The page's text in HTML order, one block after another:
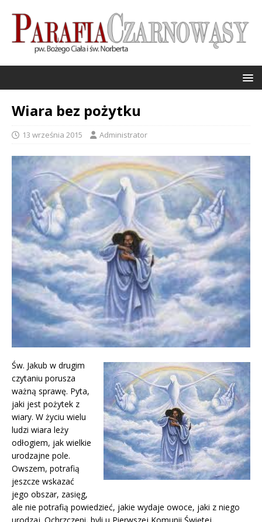
Wiara bez pożytku
13 września 2015 Administrator
Św. Jakub w drugim
czytaniu porusza
ważną sprawę. Pyta,
jaki jest pożytek z
wiary. W życiu wielu
ludzi wiara leży
odłogiem, jak wielkie
urodzajne pole.
Owszem, potrafią
jeszcze wskazać
jego obszar, zasięg,
ale nie potrafią powiedzieć, jakie wydaje owoce, jaki z niego
urodzaj. Ochrzczeni, byli u Pierwszej Komunii Świętej,